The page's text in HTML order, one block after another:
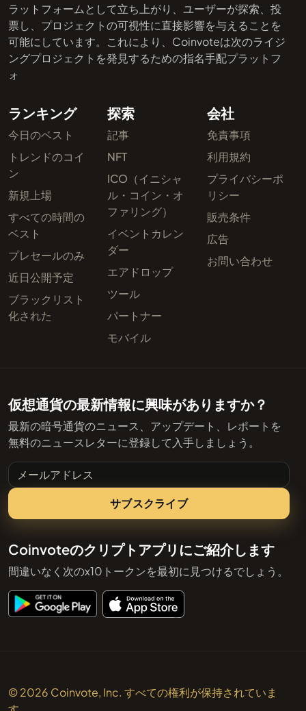
ラットフォームとして立ち上がり、ユーザーが探索、投
票し、プロジェクトの可視性に直接影響を与えることを
可能にしています。これにより、Coinvoteは次のライジ
ングプロジェクトを発見するための指名手配プラットフ
ォ
ランキング
今日のベスト
トレンドのコイ
ン
新規上場
すべての時間の
ベスト
プレセールのみ
近日公開予定
ブラックリスト
化された
探索
記事
NFT
ICO（イニシャ
ル・コイン・オ
ファリング）
イベントカレン
ダー
エアドロップ
ツール
パートナー
モバイル
会社
免責事項
利用規約
プライバシーポ
リシー
販売条件
広告
お問い合わせ
仮想通貨の最新情報に興味がありますか？
最新の暗号通貨のニュース、アップデート、レポートを
無料のニュースレターに登録して入手しましょう。
メールアドレス
サブスクライブ
Coinvoteのクリプトアプリにご紹介します
間違いなく次のx10トークンを最初に見つけるでしょう。
© 2026 Coinvote, Inc. すべての権利が保持されていま